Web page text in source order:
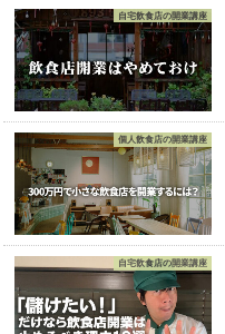
自宅飲食店の開業講座
個人飲食店の開業講座
自宅飲食店の開業講座